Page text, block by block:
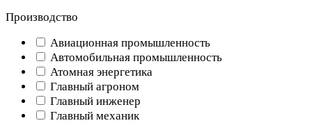
Производство
Авиационная промышленность
Автомобильная промышленность
Атомная энергетика
Главный агроном
Главный инженер
Главный механик